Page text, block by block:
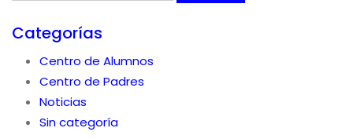
Categorías
Centro de Alumnos
Centro de Padres
Noticias
Sin categoría